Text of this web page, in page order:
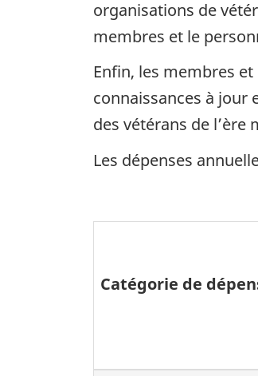
organisations de
membres et le
Enfin, les membres
connaissances à jour
des vétérans de
Les dépenses
Catégorie de